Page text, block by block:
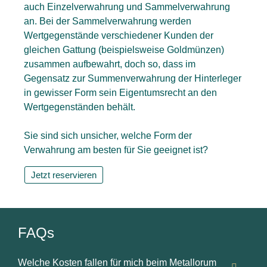
auch Einzelverwahrung und Sammelverwahrung
an. Bei der Sammelverwahrung werden
Wertgegenstände verschiedener Kunden der
gleichen Gattung (beispielsweise Goldmünzen)
zusammen aufbewahrt, doch so, dass im
Gegensatz zur Summenverwahrung der Hinterleger
in gewisser Form sein Eigentumsrecht an den
Wertgegenständen behält.
Sie sind sich unsicher, welche Form der
Verwahrung am besten für Sie geeignet ist?
Jetzt reservieren
FAQs
Welche Kosten fallen für mich beim Metallorum